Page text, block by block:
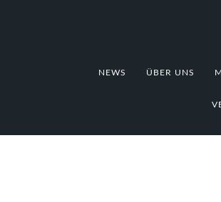
NEWS ÜBER UNS